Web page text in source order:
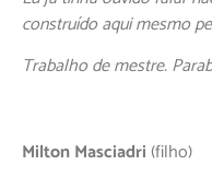
construído aqui mesmo
Trabalho de mestre.
Milton Masciadri (filho)